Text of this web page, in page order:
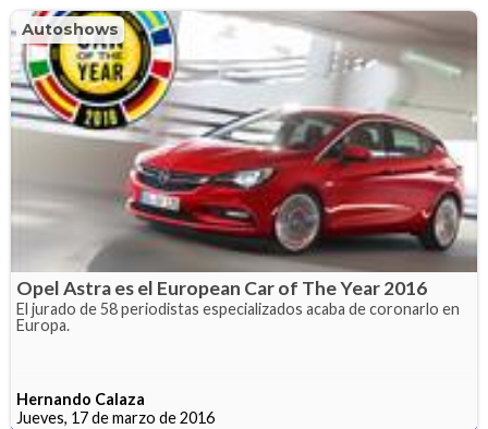
Autoshows
Opel Astra es el European Car of The Year 2016
El jurado de 58 periodistas especializados acaba de coronarlo en
Europa.
Hernando Calaza
Jueves, 17 de marzo de 2016